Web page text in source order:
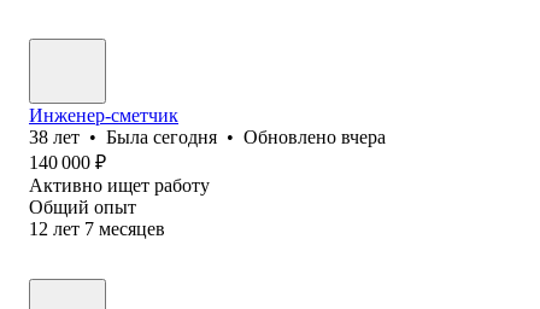
Инженер-сметчик
38 лет • Была сегодня • Обновлено вчера
140 000 ₽
Активно ищет работу
Общий опыт
12 лет 7 месяцев